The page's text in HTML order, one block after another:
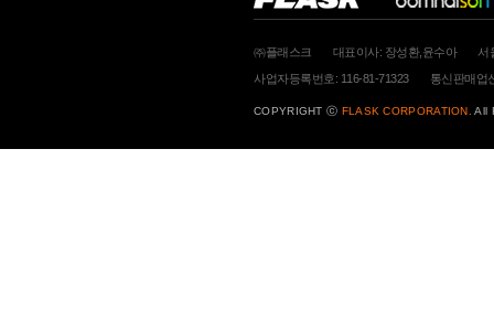
㈜플래스크 대표이사: 장성환,윤수아
서
사업자등록번호: 116-81-71323
통신판매업
COPYRIGHT ⓒ FLASK CORPORATION. All